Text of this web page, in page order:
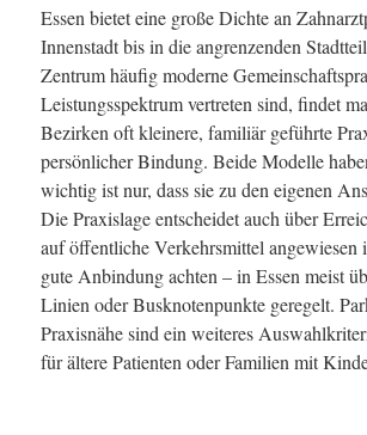
Essen bietet eine große Dichte an
Innenstadt bis in die angrenzenden
Zentrum häufig moderne
Leistungsspektrum vertreten sind, findet
Bezirken oft kleinere, familiär geführte
persönlicher Bindung. Beide Modelle
wichtig ist nur, dass sie zu den eigenen
Die Praxislage entscheidet auch über
auf öffentliche Verkehrsmittel angewiesen
gute Anbindung achten – in Essen meist
Linien oder Busknotenpunkte geregelt.
Praxisnähe sind ein weiteres
für ältere Patienten oder Familien mit